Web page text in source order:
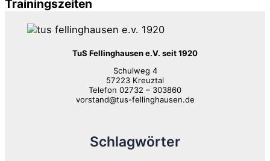
Trainingszeiten
TuS Fellinghausen e.V. seit 1920
Schulweg 4
57223 Kreuztal
Telefon 02732 – 303860
vorstand@tus-fellinghausen.de
Schlagwörter